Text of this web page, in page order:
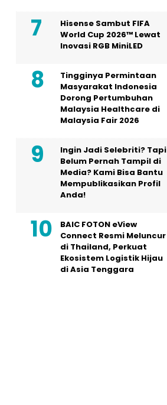
Hisense Sambut FIFA
World Cup 2026™ Lewat
Inovasi RGB MiniLED
Tingginya Permintaan
Masyarakat Indonesia
Dorong Pertumbuhan
Malaysia Healthcare di
Malaysia Fair 2026
Ingin Jadi Selebriti? Tapi
Belum Pernah Tampil di
Media? Kami Bisa Bantu
Mempublikasikan Profil
Anda!
BAIC FOTON eView
Connect Resmi Meluncur
di Thailand, Perkuat
Ekosistem Logistik Hijau
di Asia Tenggara